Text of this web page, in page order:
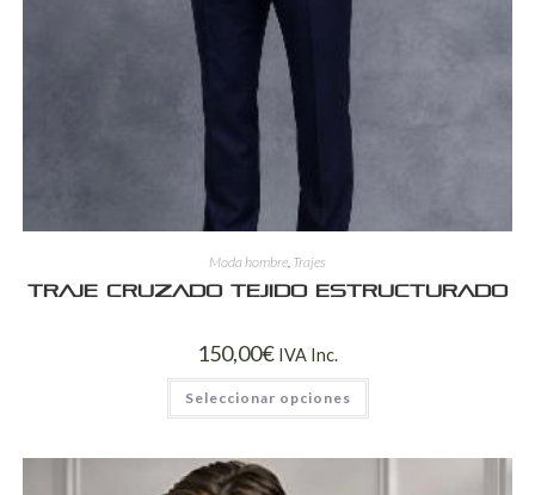
Moda hombre, Trajes
Traje Cruzado Tejido Estructurado
150,00€ IVA Inc.
Seleccionar opciones